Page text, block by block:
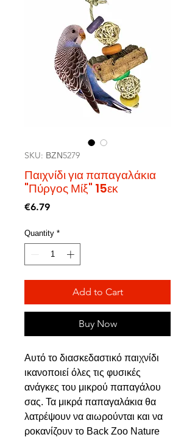
SKU: ΒΖΝ5279
Παιχνίδι για παπαγαλάκια
"Πύργος Μίξ" 15εκ
€6.79Price
Quantity *
Add to Cart
Buy Now
Αυτό το διασκεδαστικό παιχνίδι
ικανοποιεί όλες τις φυσικές
ανάγκες του μικρού παπαγάλου
σας. Τα μικρά παπαγαλάκια θα
λατρέψουν να αιωρούνται και να
ροκανίζουν το Back Zoo Nature